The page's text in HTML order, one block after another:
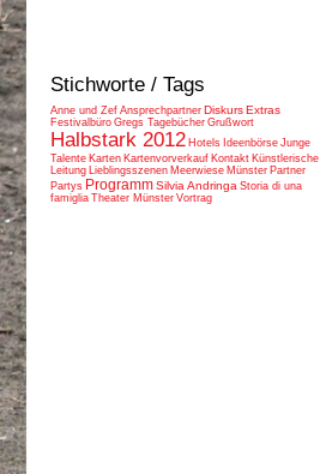
Stichworte / Tags
Anne und Zef Ansprechpartner DiskursExtras
Festivalbüro Gregs Tagebücher Grußwort
Halbstark 2012 Hotels Ideenbörse Junge
Talente Karten Kartenvorverkauf Kontakt Künstlerische
Leitung Lieblingsszenen Meerwiese Münster Partner
Partys ProgrammSilvia Andringa Storia di una
famiglia Theater Münster Vortrag